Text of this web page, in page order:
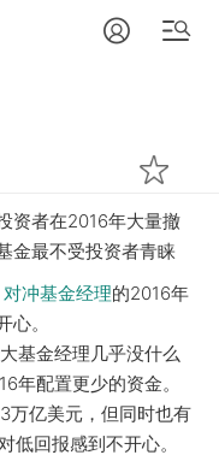
资者在2016年大量撤
金最不受投资者青睐
对冲基金经理的2016年
。
基金经理几乎没什么
年配置更少的资金。
万亿美元，但同时也有
低回报感到不开心。